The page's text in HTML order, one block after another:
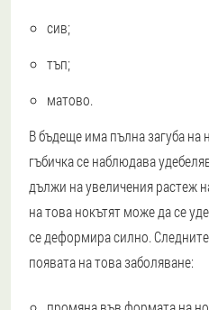
сив;
тъп;
матово.
В бъдеще има пълна загуба
гъбичка се наблюдава
дължи на увеличения растеж
на това нокътят може да се
се деформира силно.
появата на това заболяване: